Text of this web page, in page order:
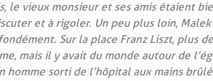
le vieux monsieur et ses amis étaient
et à rigoler. Un peu plus loin, Malek
Sur la place Franz Liszt, plus de
mais il y avait du monde autour de
homme sorti de l’hôpital aux mains